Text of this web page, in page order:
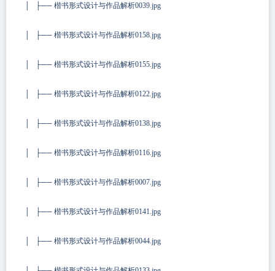
│ ├── 楷书形式设计与作品解析0039.jpg
│ ├── 楷书形式设计与作品解析0158.jpg
│ ├── 楷书形式设计与作品解析0155.jpg
│ ├── 楷书形式设计与作品解析0122.jpg
│ ├── 楷书形式设计与作品解析0138.jpg
│ ├── 楷书形式设计与作品解析0116.jpg
│ ├── 楷书形式设计与作品解析0007.jpg
│ ├── 楷书形式设计与作品解析0141.jpg
│ ├── 楷书形式设计与作品解析0044.jpg